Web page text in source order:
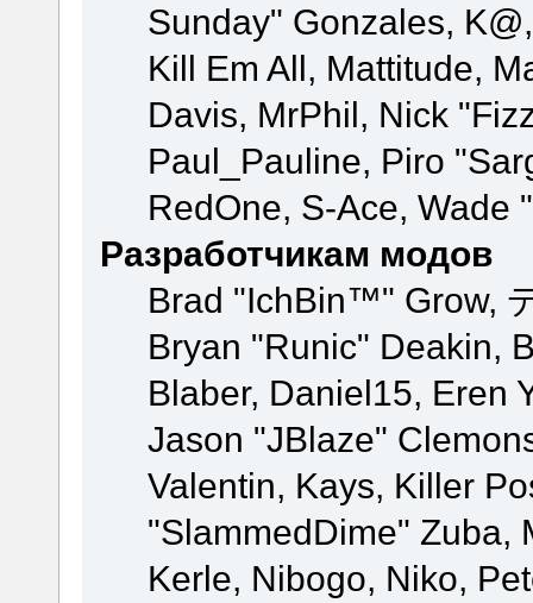
Sunday" Gonzales,
Kill Em All, Mattitude,
Davis, MrPhil, Nick
Paul_Pauline, Piro
RedOne, S-Ace,
Разработчикам модов
Brad "IchBin™" Grow,
Bryan "Runic" Deakin,
Blaber, Daniel15, Eren
Jason "JBlaze"
Valentin, Kays, Killer
"SlammedDime" Zuba,
Kerle, Nibogo, Niko,